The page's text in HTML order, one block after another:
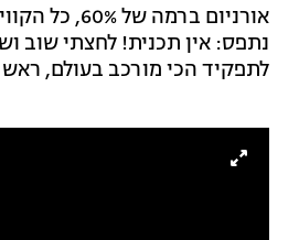
אורניום
נתפס: אין תכנית! לחצתי שוב
לתפקיד הכי מורכב בעולם,